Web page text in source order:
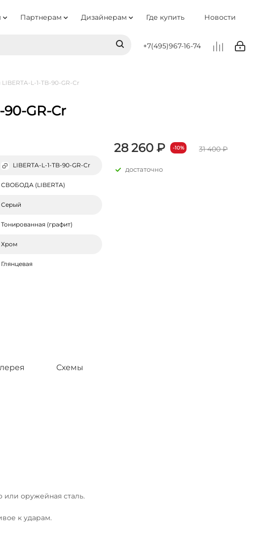
Партнерам Дизайнерам Где купить Новости
+7(495)967-16-74
L-1-TB-90-GR-Cr
GR-Cr
LIBERTA-L-1-TB-90-GR-Cr
СВОБОДА (LIBERTA)
Серый
Тонированная (графит)
Хром
Глянцевая
28 260 ₽ -10% 31 400 ₽
достаточно
Схемы
оружейная сталь.
к ударам.